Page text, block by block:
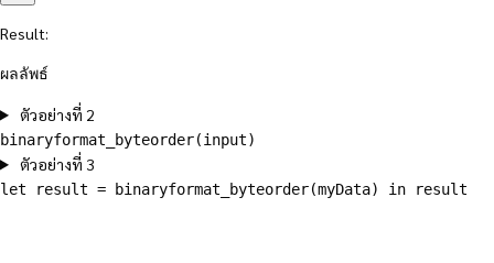
Result:
ผลลัพธ์
ตัวอย่างที่ 2
binaryformat_byteorder(input)
ตัวอย่างที่ 3
let result = binaryformat_byteorder(myData) in result